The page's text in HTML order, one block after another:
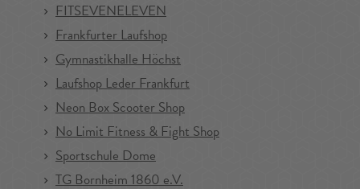
FITSEVENELEVEN
Frankfurter Laufshop
Gymnastikhalle Höchst
Laufshop Leder Frankfurt
Neon Box Scooter Shop
No Limit Fitness & Fight Shop
Sportschule Dome
TG Bornheim 1860 e.V.